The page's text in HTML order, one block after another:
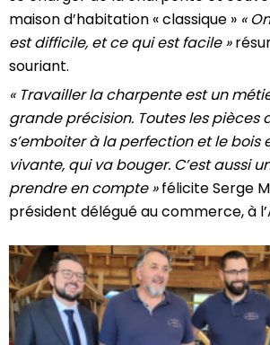
maison d’habitation « classique » «
est difficile, et ce qui est facile »
souriant.
« Travailler la charpente est un
grande précision. Toutes les pièces
s’emboiter à la perfection et le bois
vivante, qui va bouger. C’est aussi
prendre en compte »félicite Serge
président délégué au commerce, à